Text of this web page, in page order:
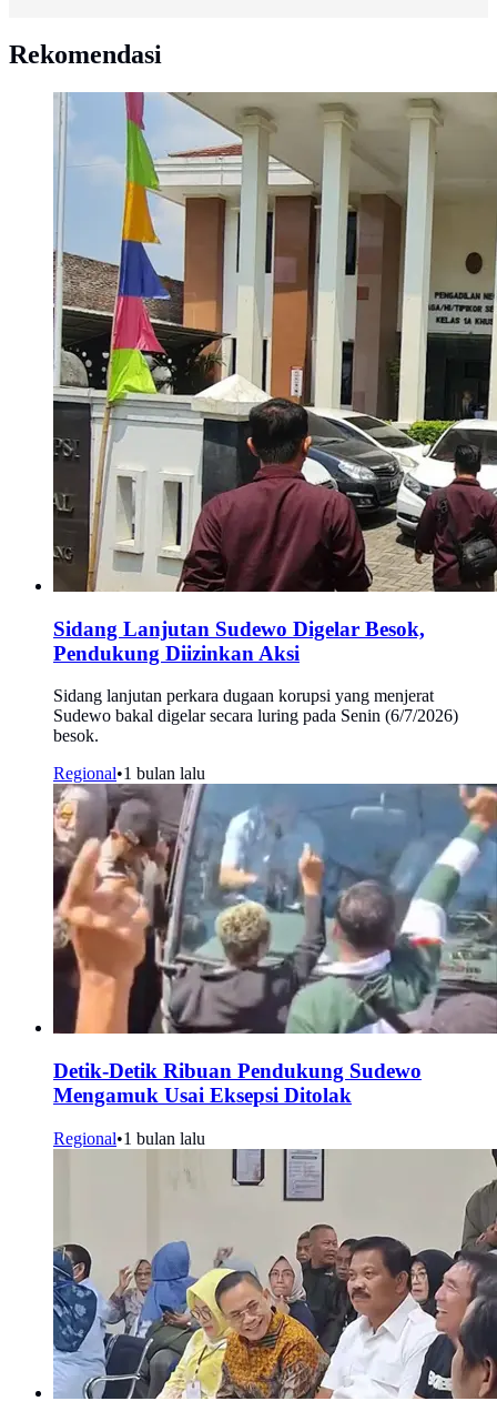
Rekomendasi
Sidang Lanjutan Sudewo Digelar Besok,
Pendukung Diizinkan Aksi
Sidang lanjutan perkara dugaan korupsi yang menjerat
Sudewo bakal digelar secara luring pada Senin (6/7/2026)
besok.
Regional•1 bulan lalu
Detik-Detik Ribuan Pendukung Sudewo
Mengamuk Usai Eksepsi Ditolak
Regional•1 bulan lalu